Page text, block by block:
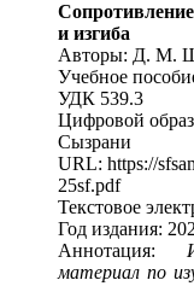
и изгиба
Авторы: Д. М.
Учебное
УДК 539.3
Цифровой
Сызрани
URL: https://
25sf.pdf
Текстовое
Год издания:
Аннотация:
материал по